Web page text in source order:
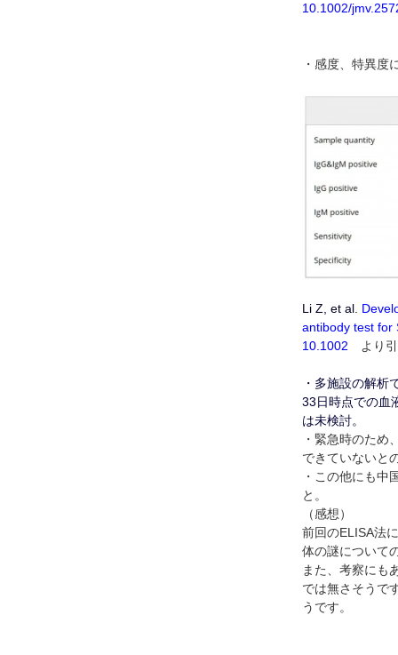
10.1002/
・感度、特異度
Li Z, et al.
antibody test for
10.1002 より
・多施設の解析
33日時点での血
は未検討。
・緊急時のため
できていないと
・この他にも中
と。
（感想）
前回のELISA法
体の謎について
また、考察にも
では無さそうで
うです。